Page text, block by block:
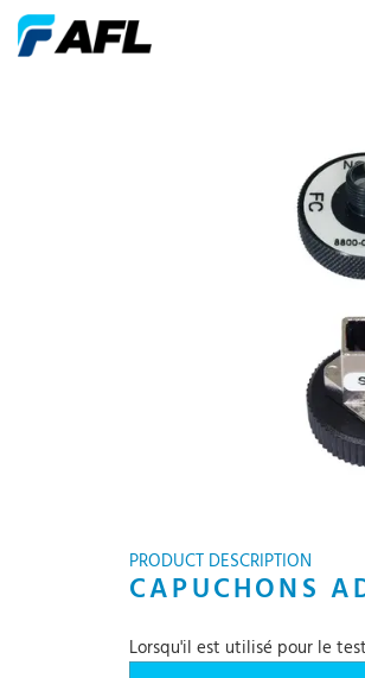
PRODUCT DESCRIPTION
CAPUCHONS
Lorsqu'il est utilisé pour le